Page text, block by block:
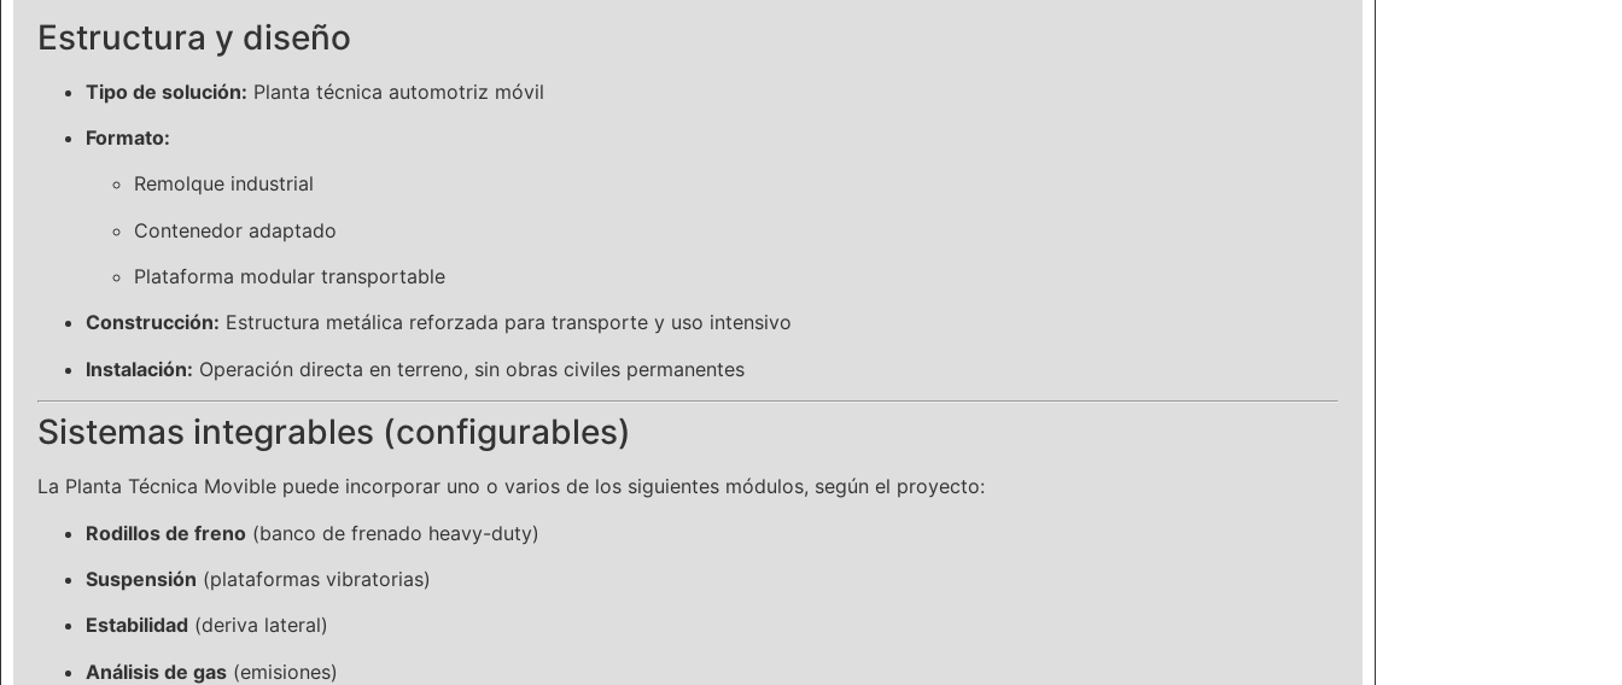
Estructura y diseño
Tipo de solución: Planta técnica automotriz móvil
Formato:
Remolque industrial
Contenedor adaptado
Plataforma modular transportable
Construcción: Estructura metálica reforzada para transporte y uso intensivo
Instalación: Operación directa en terreno, sin obras civiles permanentes
Sistemas integrables (configurables)
La Planta Técnica Movible puede incorporar uno o varios de los siguientes módulos, según el proyecto:
Rodillos de freno (banco de frenado heavy-duty)
Suspensión (plataformas vibratorias)
Estabilidad (deriva lateral)
Análisis de gas (emisiones)